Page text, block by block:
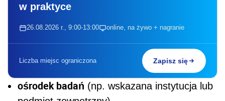
w praktyce
26.08.2026 r., 9:00-13:00 online, na żywo + nagranie
Liczba miejsc ograniczona Zapisz się
ośrodek badań (np. wskazana instytucja lub